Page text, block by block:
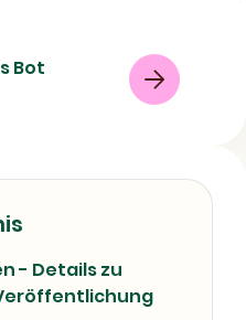
Ausgabe und
Bot
- Details zu